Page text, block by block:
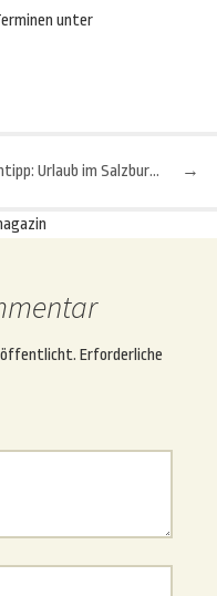
unter
→
Buchtipp: Urlaub im Salzburger Land
Erforderliche